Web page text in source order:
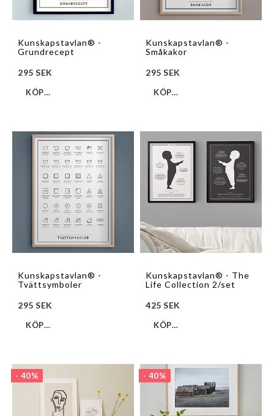
Kunskapstavlan® -
Grundrecept
295 SEK
KÖP…
Kunskapstavlan® -
Småkakor
295 SEK
KÖP…
Kunskapstavlan® -
Tvättsymboler
295 SEK
KÖP…
Kunskapstavlan® - The
Life Collection 2/set
425 SEK
KÖP…
- 40% - 40%